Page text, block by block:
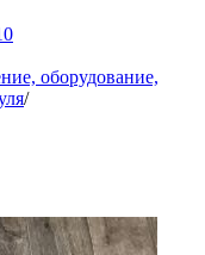
оборудование,
/